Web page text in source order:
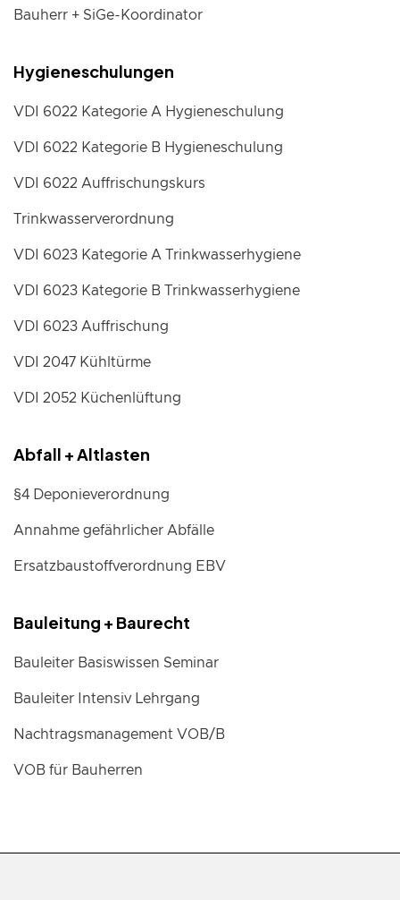
Bauherr + SiGe-Koordinator
Hygieneschulungen
VDI 6022 Kategorie A Hygieneschulung
VDI 6022 Kategorie B Hygieneschulung
VDI 6022 Auffrischungskurs
Trinkwasserverordnung
VDI 6023 Kategorie A Trinkwasserhygiene
VDI 6023 Kategorie B Trinkwasserhygiene
VDI 6023 Auffrischung
VDI 2047 Kühltürme
VDI 2052 Küchenlüftung
Abfall + Altlasten
§4 Deponieverordnung
Annahme gefährlicher Abfälle
Ersatzbaustoffverordnung EBV
Bauleitung + Baurecht
Bauleiter Basiswissen Seminar
Bauleiter Intensiv Lehrgang
Nachtragsmanagement VOB/B
VOB für Bauherren